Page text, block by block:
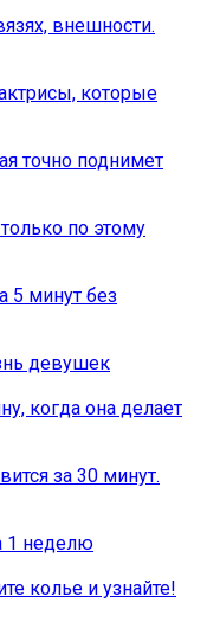
внешности.
которые
точно поднимет
по этому
5 минут без
девушек
когда она делает
за 30 минут.
1 неделю
колье и узнайте!